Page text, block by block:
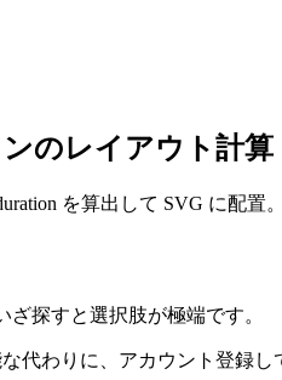
のレイアウト計算
を算出して SVG に配
探すと選択肢が極端です。
代わりに、アカウント登